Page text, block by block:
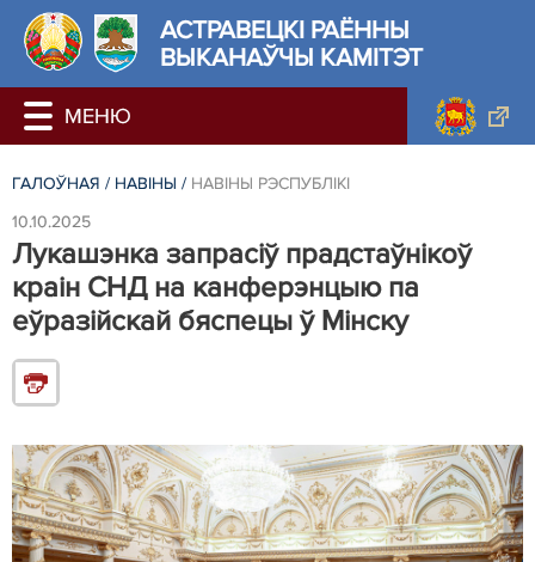
АСТРАВЕЦКІ РАЁННЫ
ВЫКАНАЎЧЫ КАМІТЭТ
ГАЛОЎНАЯ / НАВІНЫ / НАВІНЫ РЭСПУБЛІКІ
10.10.2025
Лукашэнка запрасіў прадстаўнікоў
краін СНД на канферэнцыю па
еўразійскай бяспецы ў Мінску